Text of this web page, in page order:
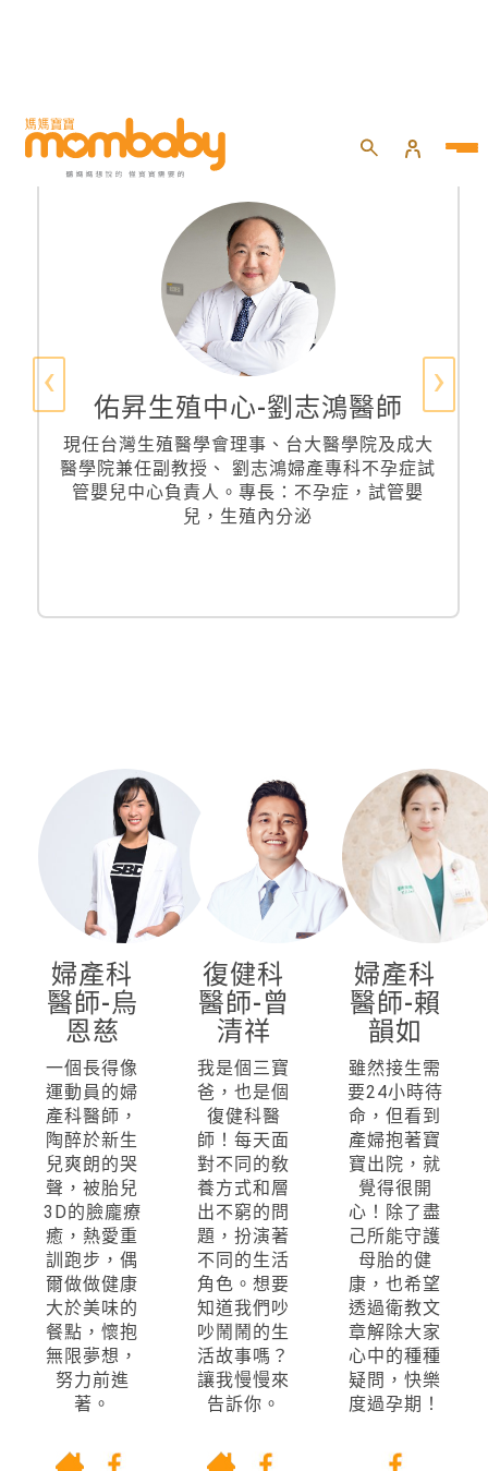
佑昇生殖中心-劉志鴻醫師
現任台灣生殖醫學會理事、台大醫學院及成大
醫學院兼任副教授、 劉志鴻婦產專科不孕症試
管嬰兒中心負責人。專長：不孕症，試管嬰
兒，生殖內分泌
‹ ›
婦產科
醫師-烏
恩慈
一個長得像
運動員的婦
產科醫師，
陶醉於新生
兒爽朗的哭
聲，被胎兒
3D的臉龐療
癒，熱愛重
訓跑步，偶
爾做做健康
大於美味的
餐點，懷抱
無限夢想，
努力前進
著。
復健科
醫師-曾
清祥
我是個三寶
爸，也是個
復健科醫
師！每天面
對不同的敎
養方式和層
出不窮的問
題，扮演著
不同的生活
角色。想要
知道我們吵
吵鬧鬧的生
活故事嗎？
讓我慢慢來
告訴你。
婦產科
醫師-賴
韻如
雖然接生需
要24小時待
命，但看到
產婦抱著寶
寶出院，就
覺得很開
心！除了盡
己所能守護
母胎的健
康，也希望
透過衛教文
章解除大家
心中的種種
疑問，快樂
度過孕期！